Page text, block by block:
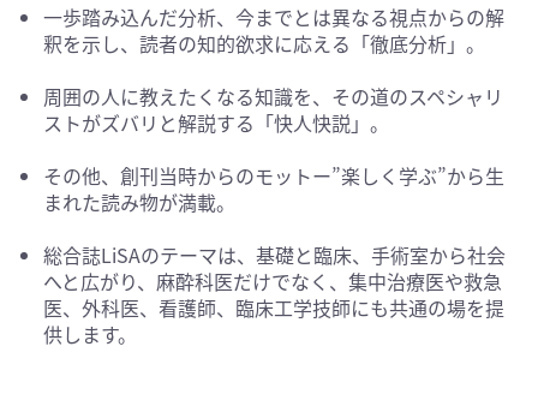
一歩踏み込んだ分析、今までとは異なる視点からの解
釈を示し、読者の知的欲求に応える「徹底分析」。
周囲の人に教えたくなる知識を、その道のスペシャリ
ストがズバリと解説する「快人快説」。
その他、創刊当時からのモットー”楽しく学ぶ”から生
まれた読み物が満載。
総合誌LiSAのテーマは、基礎と臨床、手術室から社会
へと広がり、麻酔科医だけでなく、集中治療医や救急
医、外科医、看護師、臨床工学技師にも共通の場を提
供します。